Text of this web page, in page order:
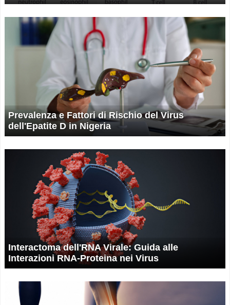
Prevalenza e Fattori di Rischio del Virus
dell'Epatite D in Nigeria
Interactoma dell'RNA Virale: Guida alle
Interazioni RNA-Proteina nei Virus